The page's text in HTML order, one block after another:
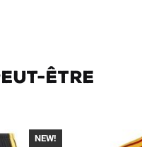
être
NEW!